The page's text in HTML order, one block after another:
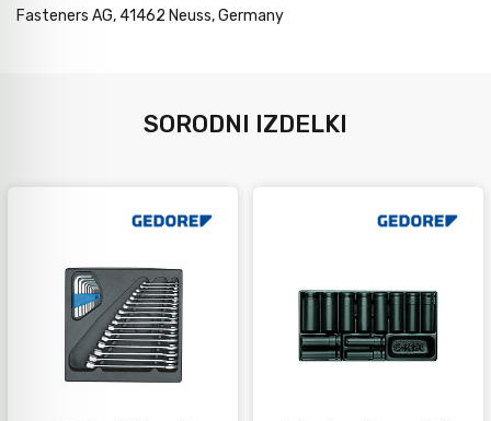
Fasteners AG, 41462 Neuss, Germany
SORODNI IZDELKI
Gozdarsko orodje
Dom in vrt
Orodje za kolesa